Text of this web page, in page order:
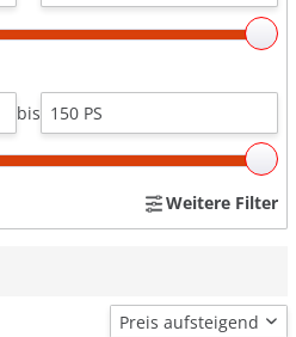
bis
Weitere Filter